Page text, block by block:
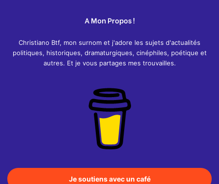
A Mon Propos !
Christiano Btf, mon surnom et j'adore les sujets d'actualités
politiques, historiques, dramaturgiques, cinéphiles, poétique et
autres. Et je vous partages mes trouvailles.
Je soutiens avec un café